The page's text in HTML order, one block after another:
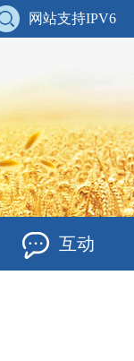
网站支持IPV6
互动